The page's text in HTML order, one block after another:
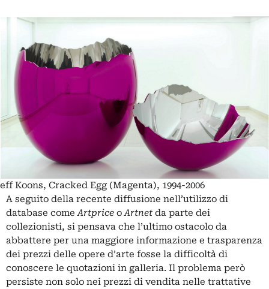
eff Koons, Cracked Egg (Magenta), 1994-2006
A seguito della recente diffusione nell’utilizzo di
database comeArtprice oArtnet da parte dei
collezionisti, si pensava che l’ultimo ostacolo da
abbattere per una maggiore informazione e trasparenza
dei prezzi delle opere d’arte fosse la difficoltà di
conoscere le quotazioni in galleria. Il problema però
persiste non solo nei prezzi di vendita nelle trattative